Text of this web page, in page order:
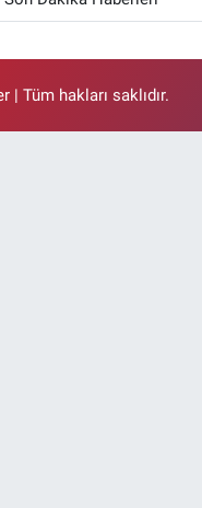
| Tüm hakları saklıdır.